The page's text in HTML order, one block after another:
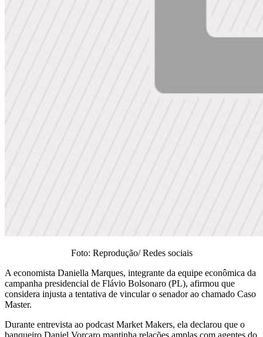
Foto: Reprodução/ Redes sociais
A economista Daniella Marques, integrante da equipe econômica da
campanha presidencial de Flávio Bolsonaro (PL), afirmou que
considera injusta a tentativa de vincular o senador ao chamado Caso
Master.
Durante entrevista ao podcast Market Makers, ela declarou que o